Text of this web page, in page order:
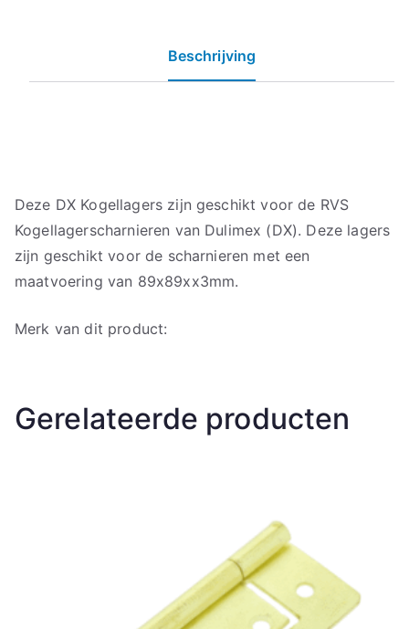
Beschrijving
Deze DX Kogellagers zijn geschikt voor de RVS
Kogellagerscharnieren van Dulimex (DX). Deze lagers
zijn geschikt voor de scharnieren met een
maatvoering van 89x89xx3mm.
Merk van dit product:
Gerelateerde producten